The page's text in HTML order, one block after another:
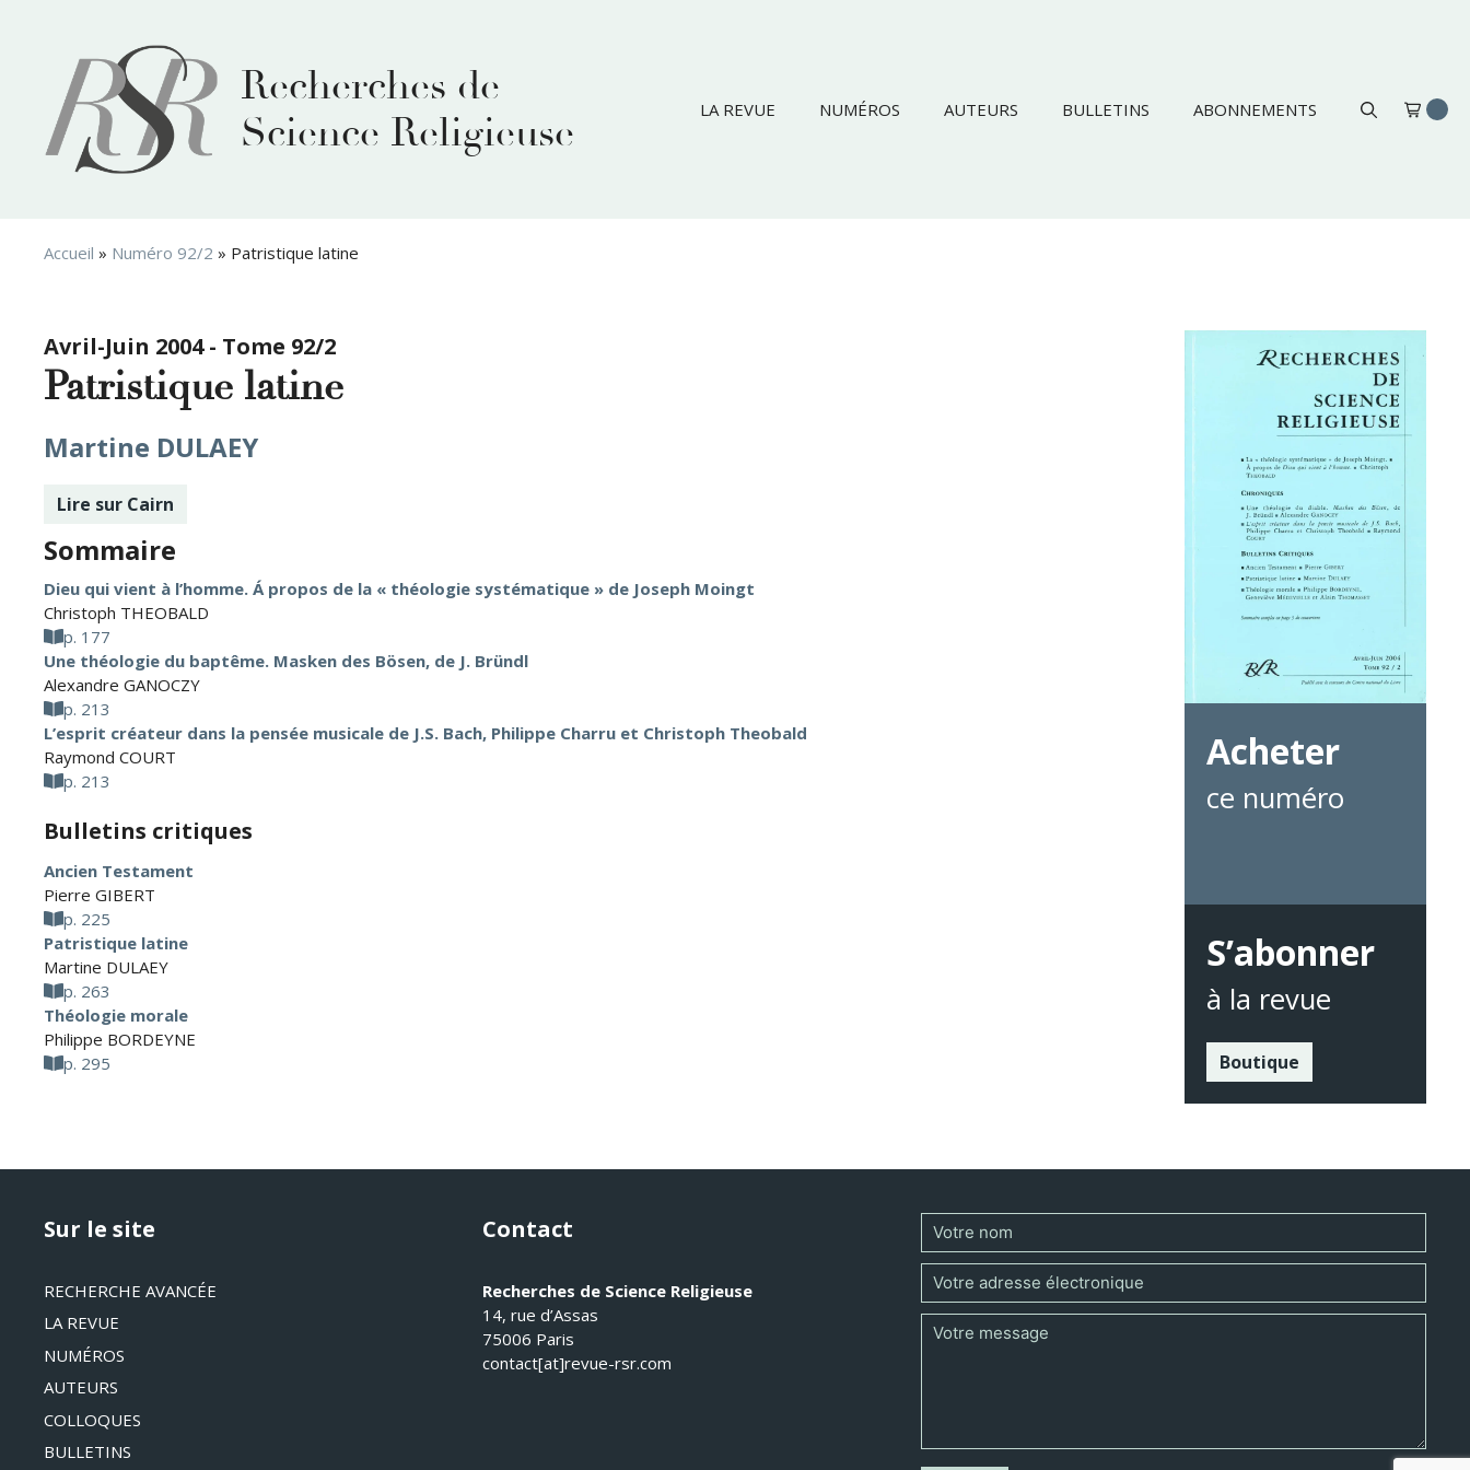
Recherches de
Science Religieuse
LA REVUE NUMÉROS AUTEURS BULLETINS ABONNEMENTS
Accueil » Numéro 92/2 » Patristique latine
Avril-Juin 2004 - Tome 92/2
Patristique latine
Martine DULAEY
Lire sur Cairn
Sommaire
Dieu qui vient à l’homme. Á propos de la « théologie systématique » de Joseph Moingt
Christoph THEOBALD
p. 177
Une théologie du baptême. Masken des Bösen, de J. Bründl
Alexandre GANOCZY
p. 213
L’esprit créateur dans la pensée musicale de J.S. Bach, Philippe Charru et Christoph Theobald
Raymond COURT
p. 213
Bulletins critiques
Ancien Testament
Pierre GIBERT
p. 225
Patristique latine
Martine DULAEY
p. 263
Théologie morale
Philippe BORDEYNE
p. 295
Acheter
ce numéro
S’abonner
à la revue
Boutique
Sur le site
RECHERCHE AVANCÉE
LA REVUE
NUMÉROS
AUTEURS
COLLOQUES
BULLETINS
Contact
Recherches de Science Religieuse
14, rue d’Assas
75006 Paris
contact[at]revue-rsr.com